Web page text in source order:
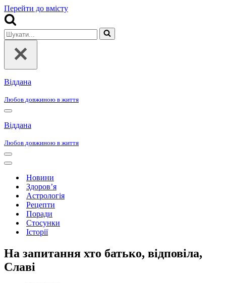
Перейти до вмісту
Шукати...
Віддана
Любов довжиною в життя
Меню
навігації
Віддана
Любов довжиною в життя
Меню
навігації
Меню
навігаціїНовини
Здоров’я
Астрологія
Рецепти
Поради
Стосунки
Історії
На запитання хто батько, відповіла,
Славі